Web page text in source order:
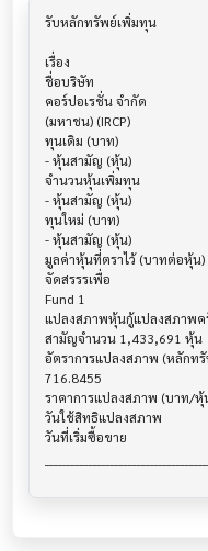
รับหลักทรัพย์เพิ่มทุ
เรื่อง                                  			 : การรับหุ้นเพิ่มทุน
ชื่อบริษัท                               			 : บริษัท อินเตอร์เนชั่นแนล รีเสริช
คอร์ปอเรชั่น จำกัด
(มหาชน) (IRCP)
ทุนเดิม (บาท)                           			 : 211,030,866.00
- หุ้นสามัญ (หุ้น)                        			 : 422,061,732
จำนวนหุ้นเพิ่มทุน
- หุ้นสามัญ (หุ้น)                        			 : 1,433,691
ทุนใหม่ (บาท)                           			 : 211,747,711.50
- หุ้นสามัญ (หุ้น)                        			 : 423,495,423
มูลค่าหุ้นที่ตราไว้ (บาทต่อหุ้น)
จัดสรรรเพื่อ                            			 : Advance Opportunities
Fund 1
แปลงสภาพหุ้นกู้แปลงสภาพค
สามัญจำนวน 1,433,691 หุ้น
อัตราการแปลงสภาพ (หลักทรัพย์แ
716.8455
ราคาการแปลงสภาพ (บาท/หุ้น)
วันใช้สิทธิแปลงสภาพ                      			 : 13 พ.ค.
วันที่เริ่มซื้อขาย                          			 : 23 พ.ค. 2565